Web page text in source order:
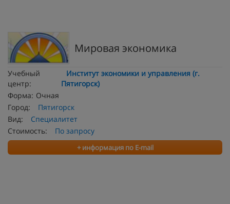
Мировая экономика
Учебный
центр:
Институт экономики и управления (г.
Пятигорск)
Форма: Очная
Город:
Пятигорск
Вид:
Специалитет
Стоимость:
По запросу
+ информация по E-mail